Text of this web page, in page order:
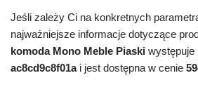
Jeśli zależy Ci na konkretnych
najważniejsze informacje dotyczące
komoda Mono Meble Piaski występuje
ac8cd9c8f01ai jest dostępna w cenie